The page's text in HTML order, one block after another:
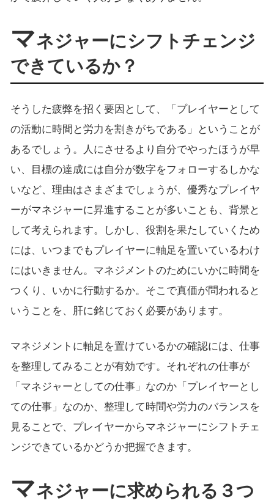
マネジャーにシフトチェンジ
できているか？
そうした疲弊を招く要因として、「プレイヤーとして
の活動に時間と労力を割きがちである」ということが
あるでしょう。人にさせるより自分でやったほうが早
い、目標の達成には自分が数字をフォローするしかな
いなど、理由はさまざまでしょうが、優秀なプレイヤ
ーがマネジャーに昇進することが多いことも、背景と
して考えられます。しかし、役割を果たしていくため
には、いつまでもプレイヤーに軸足を置いているわけ
にはいきません。マネジメントのためにいかに時間を
つくり、いかに行動するか。そこで真価が問われると
いうことを、肝に銘じておく必要があります。
マネジメントに軸足を置けているかの確認には、仕事
を整理してみることが有効です。それぞれの仕事が
「マネジャーとしての仕事」なのか「プレイヤーとし
ての仕事」なのか、整理して時間や労力のバランスを
見ることで、プレイヤーからマネジャーにシフトチェ
ンジできているかどうか把握できます。
マネジャーに求められる３つ